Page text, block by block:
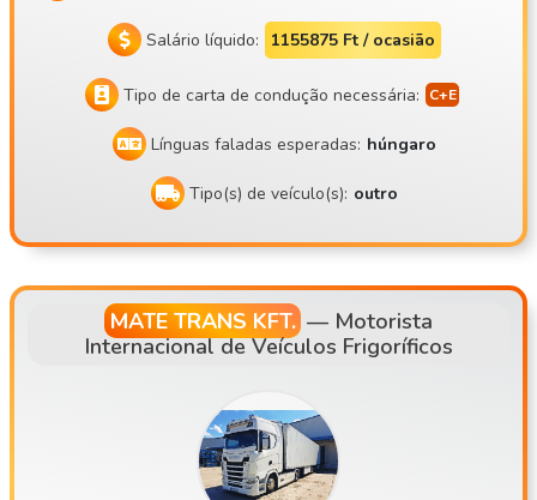
Salário líquido: 1155875 Ft / ocasião
Tipo de carta de condução necessária:
Línguas faladas esperadas: húngaro
Tipo(s) de veículo(s): outro
MATE TRANS KFT. — Motorista
Internacional de Veículos Frigoríficos